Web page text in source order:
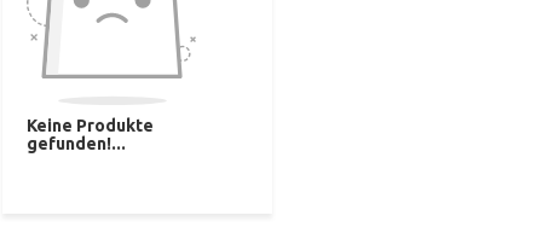
Keine Produkte
gefunden!...